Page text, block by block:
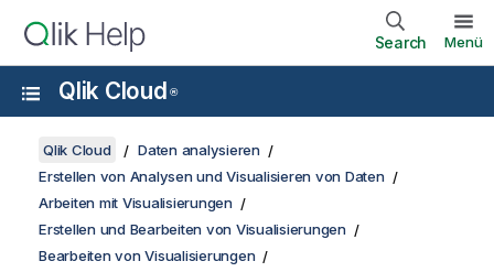
Search Menü
Qlik Cloud ®
Qlik Cloud
Daten analysieren
Erstellen von Analysen und Visualisieren von Daten
Arbeiten mit Visualisierungen
Erstellen und Bearbeiten von Visualisierungen
Bearbeiten von Visualisierungen